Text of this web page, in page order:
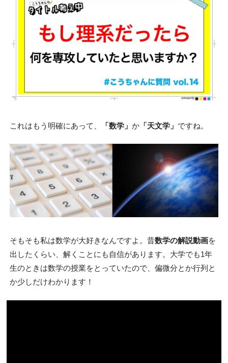
これはもう明確にあって、 「数学」 か「天文学」 ですね。
そもそも私は数学が大好きなんですよ。昔数学の解説動画を
出したくらい、解くことにも自信があります。大学でも1年
生のときは数学の授業をとっていたので、偏微分とか行列と
か少しだけわかります！